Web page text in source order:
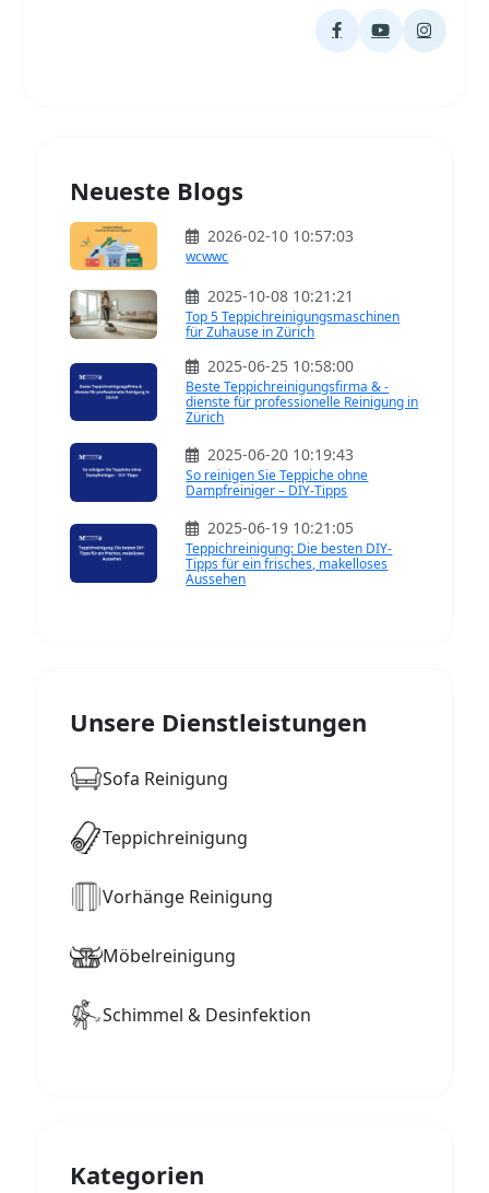
Neueste Blogs
2026-02-10 10:57:03
wcwwc
2025-10-08 10:21:21
Top 5 Teppichreinigungsmaschinen
für Zuhause in Zürich
2025-06-25 10:58:00
Beste Teppichreinigungsfirma & -
dienste für professionelle Reinigung in
Zürich
2025-06-20 10:19:43
So reinigen Sie Teppiche ohne
Dampfreiniger – DIY-Tipps
2025-06-19 10:21:05
Teppichreinigung: Die besten DIY-
Tipps für ein frisches, makelloses
Aussehen
Unsere Dienstleistungen
Sofa Reinigung
Teppichreinigung
Vorhänge Reinigung
Möbelreinigung
Schimmel & Desinfektion
Kategorien